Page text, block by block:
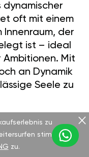
dynamischer
oft mit einem
Innenraum, der
ist – ideal
Mit
an Dynamik
Seele zu
MODUL
zu
stimmen
zu.